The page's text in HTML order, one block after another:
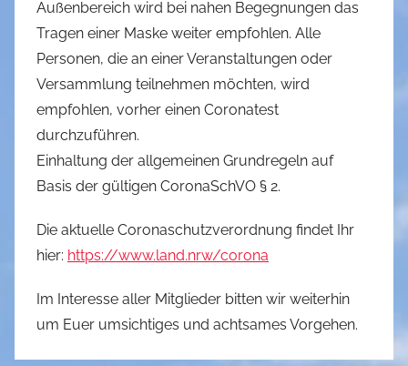
Außenbereich wird bei nahen Begegnungen das
Tragen einer Maske weiter empfohlen. Alle
Personen, die an einer Veranstaltungen oder
Versammlung teilnehmen möchten, wird
empfohlen, vorher einen Coronatest
durchzuführen.
Einhaltung der allgemeinen Grundregeln auf
Basis der gültigen CoronaSchVO § 2.
Die aktuelle Coronaschutzverordnung findet Ihr
hier: https://www.land.nrw/corona
Im Interesse aller Mitglieder bitten wir weiterhin
um Euer umsichtiges und achtsames Vorgehen.